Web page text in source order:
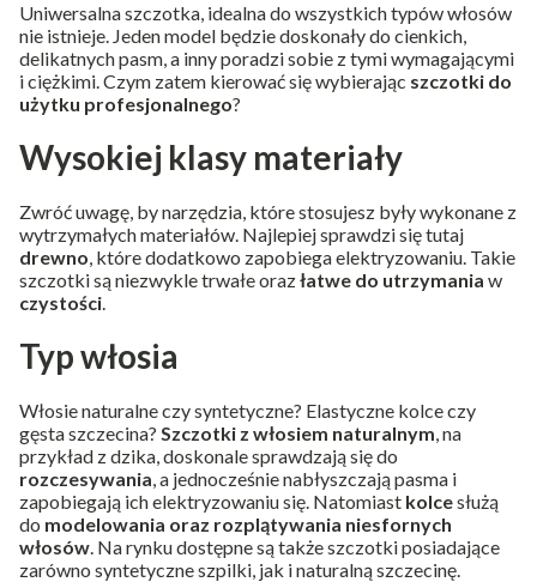
Uniwersalna szczotka, idealna do wszystkich typów włosów
nie istnieje. Jeden model będzie doskonały do cienkich,
delikatnych pasm, a inny poradzi sobie z tymi wymagającymi
i ciężkimi. Czym zatem kierować się wybierając szczotki do
użytku profesjonalnego?
Wysokiej klasy materiały
Zwróć uwagę, by narzędzia, które stosujesz były wykonane z
wytrzymałych materiałów. Najlepiej sprawdzi się tutaj
drewno, które dodatkowo zapobiega elektryzowaniu. Takie
szczotki są niezwykle trwałe orazłatwe do utrzymania w
czystości.
Typ włosia
Włosie naturalne czy syntetyczne? Elastyczne kolce czy
gęsta szczecina? Szczotki z włosiem naturalnym, na
przykład z dzika, doskonale sprawdzają się do
rozczesywania, a jednocześnie nabłyszczają pasma i
zapobiegają ich elektryzowaniu się. Natomiast kolcesłużą
do modelowania oraz rozplątywania niesfornych
włosów. Na rynku dostępne są także szczotki posiadające
zarówno syntetyczne szpilki, jak i naturalną szczecinę.